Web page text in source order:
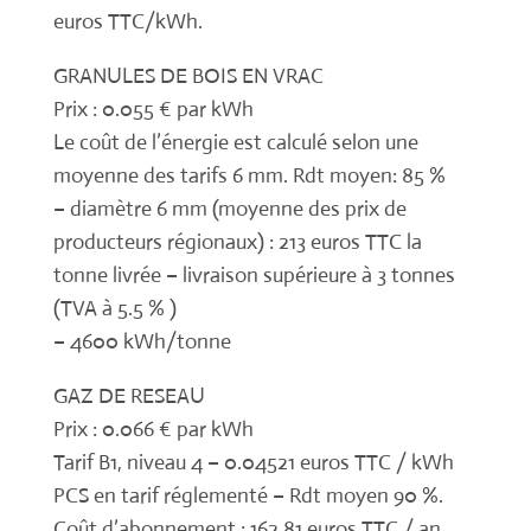
euros TTC/kWh.
GRANULES DE BOIS EN VRAC
Prix : 0.055 € par kWh
Le coût de l’énergie est calculé selon une
moyenne des tarifs 6 mm. Rdt moyen: 85 %
– diamètre 6 mm (moyenne des prix de
producteurs régionaux) : 213 euros TTC la
tonne livrée – livraison supérieure à 3 tonnes
(TVA à 5.5 % )
– 4600 kWh/tonne
GAZ DE RESEAU
Prix : 0.066 € par kWh
Tarif B1, niveau 4 – 0.04521 euros TTC / kWh
PCS en tarif réglementé – Rdt moyen 90 %.